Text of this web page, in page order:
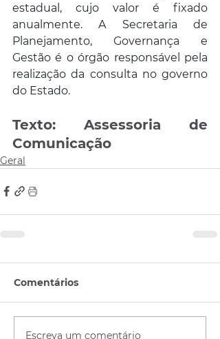
estadual, cujo valor é fixado
anualmente. A Secretaria de
Planejamento, Governança e
Gestão é o órgão responsável pela
realização da consulta no governo
do Estado.
Texto: Assessoria de
Comunicação
Geral
Comentários
Escreva um comentário